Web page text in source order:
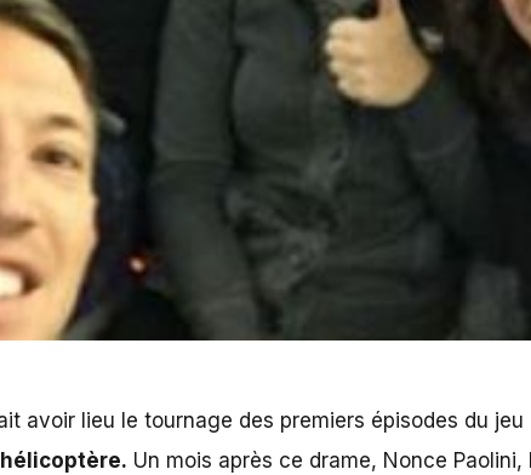
avoir lieu le tournage des premiers épisodes du
Un mois après ce drame, Nonce Paolini,